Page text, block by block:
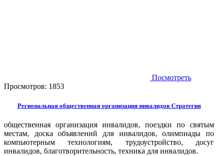
Посмотреть
Просмотров: 1853
Региональная общественная организация инвалидов Стратегия
общественная организация инвалидов, поездки по святым
местам, доска объявлений для инвалидов, олимпиады по
компьютерным технологиям, трудоустройство, досуг
инвалидов, благотворительность, техника для инвалидов.